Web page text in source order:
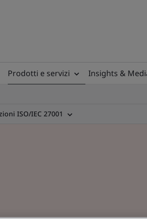
Prodotti e servizi Insights &
ISO/IEC 27001